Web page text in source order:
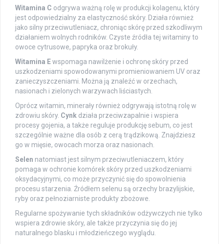
Witamina C odgrywa ważną rolę w produkcji kolagenu, który
jest odpowiedzialny za elastyczność skóry. Działa również
jako silny przeciwutleniacz, chroniąc skórę przed szkodliwym
działaniem wolnych rodników. Czyste źródła tej witaminy to
owoce cytrusowe, papryka oraz brokuły.
Witamina Ewspomaga nawilżenie i ochronę skóry przed
uszkodzeniami spowodowanymi promieniowaniem UV oraz
zanieczyszczeniami. Można ją znaleźć w orzechach,
nasionach i zielonych warzywach liściastych.
Oprócz witamin, minerały również odgrywają istotną rolę w
zdrowiu skóry. Cynk działa przeciwzapalnie i wspiera
procesy gojenia, a także reguluje produkcję sebum, co jest
szczególnie ważne dla osób z cerą trądzikową. Znajdziesz
go w mięsie, owocach morza oraz nasionach.
Selen natomiast jest silnym przeciwutleniaczem, który
pomaga w ochronie komórek skóry przed uszkodzeniami
oksydacyjnymi, co może przyczynić się do spowolnienia
procesu starzenia. Źródłem selenu są orzechy brazylijskie,
ryby oraz pełnoziarniste produkty zbożowe.
Regularne spożywanie tych składników odżywczych nie tylko
wspiera zdrowie skóry, ale także przyczynia się do jej
naturalnego blasku i młodzieńczego wyglądu.